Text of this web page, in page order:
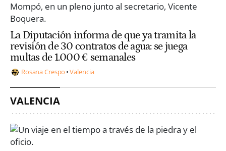
La Diputación informa de que ya tramita la
revisión de 30 contratos de agua: se juega
multas de 1.000 € semanales
Rosana Crespo Valencia
VALENCIA